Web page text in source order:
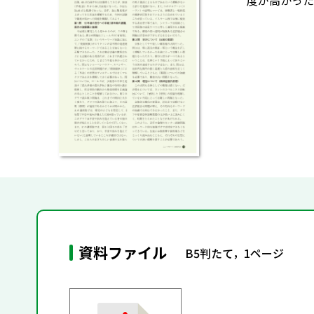
資料ファイル B5判たて，1ページ